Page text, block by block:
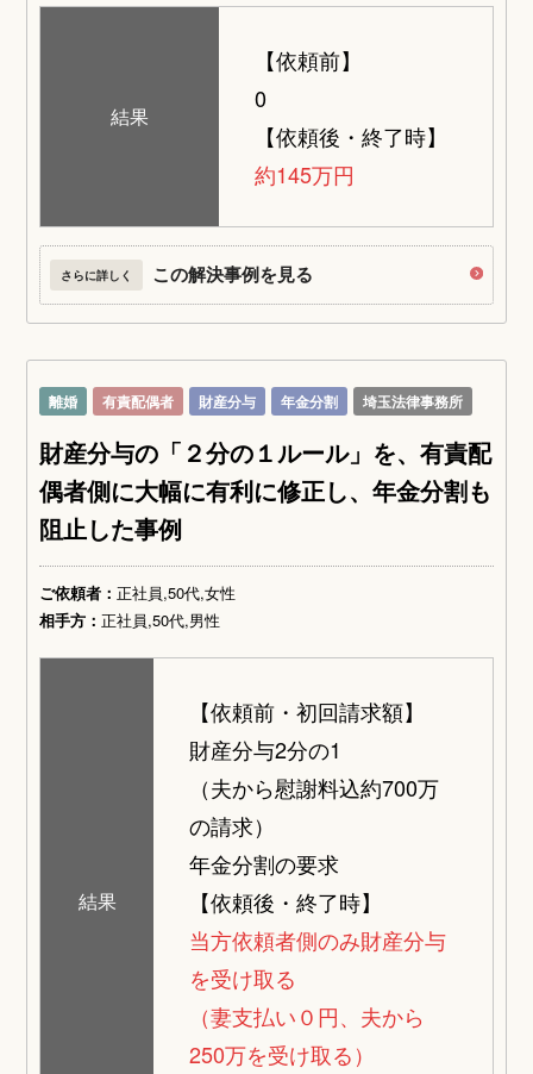
結果
【依頼前】
0
【依頼後・終了時】
約145万円
さらに詳しく この解決事例を見る
離婚 有責配偶者 財産分与 年金分割 埼玉法律事務所
財産分与の「２分の１ルール」を、有責配
偶者側に大幅に有利に修正し、年金分割も
阻止した事例
ご依頼者：正社員,50代,女性
相手方：正社員,50代,男性
結果
【依頼前・初回請求額】
財産分与2分の1
（夫から慰謝料込約700万
の請求）
年金分割の要求
【依頼後・終了時】
当方依頼者側のみ財産分与
を受け取る
（妻支払い０円、夫から
250万を受け取る）